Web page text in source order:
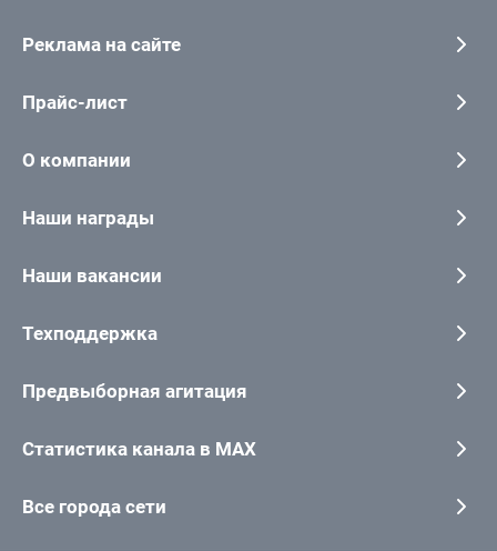
Реклама на сайте
Прайс-лист
О компании
Наши награды
Наши вакансии
Техподдержка
Предвыборная агитация
Статистика канала в MAX
Все города сети